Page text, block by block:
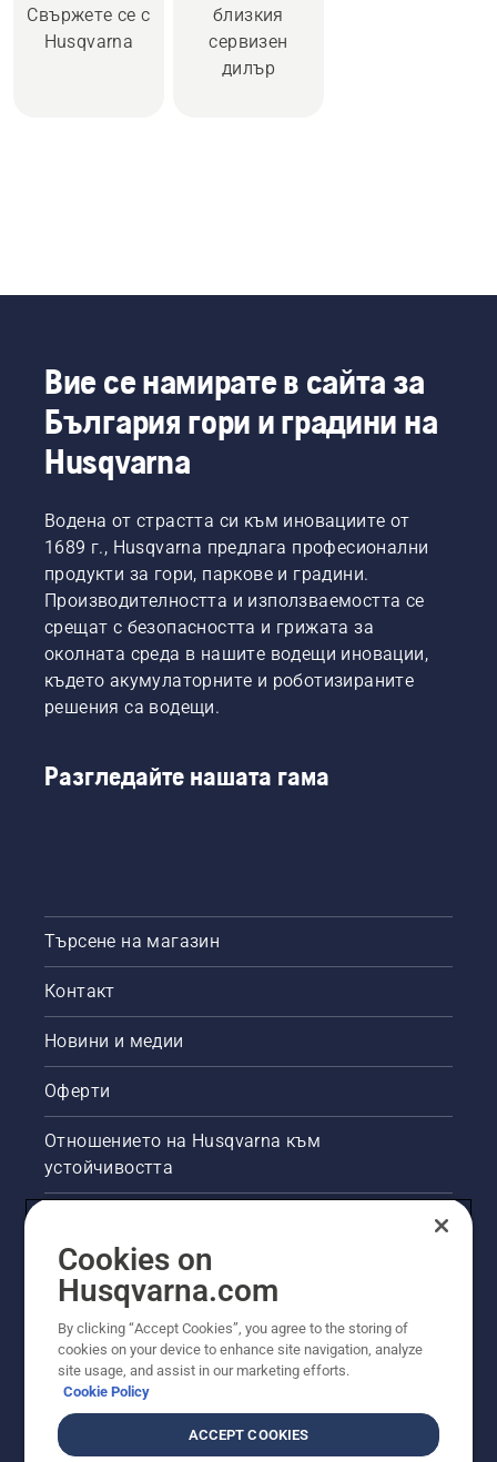
Свържете се с
Husqvarna
близкия
сервизен
дилър
Вие се намирате в сайта за
България гори и градини на
Husqvarna
Водена от страстта си към иновациите от
1689 г., Husqvarna предлага професионални
продукти за гори, паркове и градини.
Производителността и използваемостта се
срещат с безопасността и грижата за
околната среда в нашите водещи иновации,
където акумулаторните и роботизираните
решения са водещи.
Разгледайте нашата гама
Търсене на магазин
Контакт
Новини и медии
Оферти
Отношението на Husqvarna към
устойчивостта
Други сайтове на Husqvarna
Cookies on
Husqvarna.com
By clicking “Accept Cookies”, you agree to the storing of
cookies on your device to enhance site navigation, analyze
site usage, and assist in our marketing efforts.
Cookie Policy
ACCEPT COOKIES